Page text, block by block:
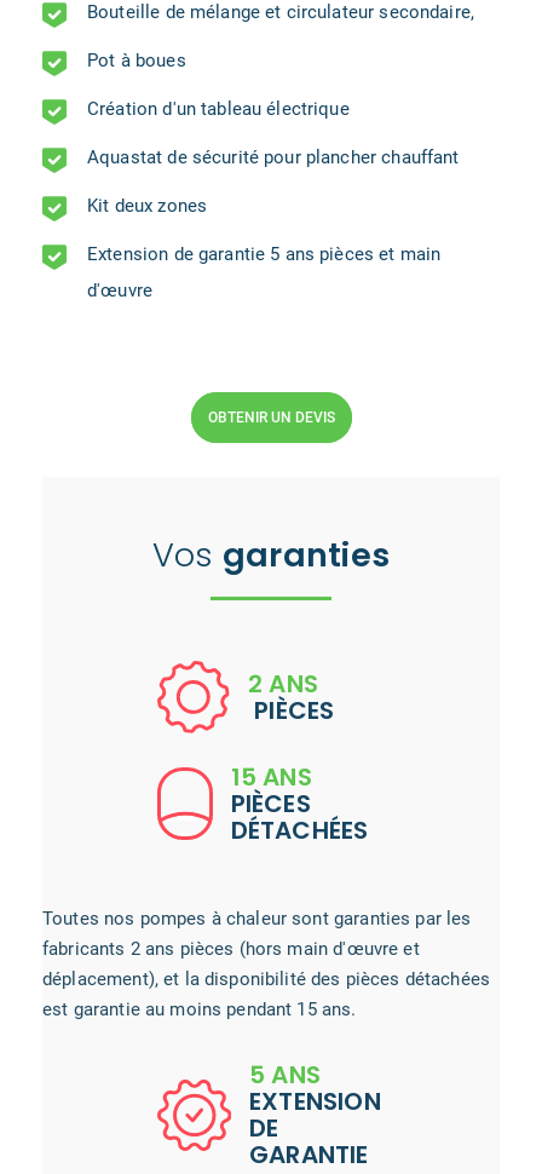
Bouteille de mélange et circulateur secondaire,
Pot à boues
Création d'un tableau électrique
Aquastat de sécurité pour plancher chauffant
Kit deux zones
Extension de garantie 5 ans pièces et main
d'œuvre
OBTENIR UN DEVIS
Vos garanties
2 ANS
PIÈCES
15 ANS
PIÈCES
DÉTACHÉES
Toutes nos pompes à chaleur sont garanties par les
fabricants 2 ans pièces (hors main d'œuvre et
déplacement), et la disponibilité des pièces détachées
est garantie au moins pendant 15 ans.
5 ANS
EXTENSION
DE
GARANTIE